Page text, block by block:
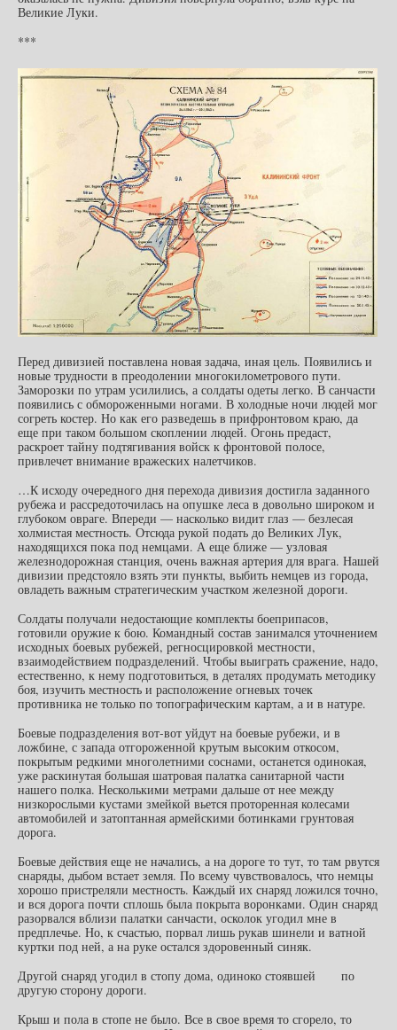
Великие Луки.
***
Перед дивизией поставлена новая задача, иная цель. Появились и
новые трудности в преодолении многокилометрового пути.
Заморозки по утрам усилились, а солдаты одеты легко. В санчасти
появились с обмороженными ногами. В холодные ночи людей мог
согреть костер. Но как его разведешь в прифронтовом краю, да
еще при таком большом скоплении людей. Огонь предаст,
раскроет тайну подтягивания войск к фронтовой полосе,
привлечет внимание вражеских налетчиков.
…К исходу очередного дня перехода дивизия достигла заданного
рубежа и рассредоточилась на опушке леса в довольно широком и
глубоком овраге. Впереди — насколько видит глаз — безлесая
холмистая местность. Отсюда рукой подать до Великих Лук,
находящихся пока под немцами. А еще ближе — узловая
железнодорожная станция, очень важная артерия для врага. Нашей
дивизии предстояло взять эти пункты, выбить немцев из города,
овладеть важным стратегическим участком железной дороги.
Солдаты получали недостающие комплекты боеприпасов,
готовили оружие к бою. Командный состав занимался уточнением
исходных боевых рубежей, регносцировкой местности,
взаимодействием подразделений. Чтобы выиграть сражение, надо,
естественно, к нему подготовиться, в деталях продумать методику
боя, изучить местность и расположение огневых точек
противника не только по топографическим картам, а и в натуре.
Боевые подразделения вот-вот уйдут на боевые рубежи, и в
ложбине, с запада отгороженной крутым высоким откосом,
покрытым редкими многолетними соснами, останется одинокая,
уже раскинутая большая шатровая палатка санитарной части
нашего полка. Несколькими метрами дальше от нее между
низкорослыми кустами змейкой вьется проторенная колесами
автомобилей и затоптанная армейскими ботинками грунтовая
дорога.
Боевые действия еще не начались, а на дороге то тут, то там рвутся
снаряды, дыбом встает земля. По всему чувствовалось, что немцы
хорошо пристреляли местность. Каждый их снаряд ложился точно,
и вся дорога почти сплошь была покрыта воронками. Один снаряд
разорвался вблизи палатки санчасти, осколок угодил мне в
предплечье. Но, к счастью, порвал лишь рукав шинели и ватной
куртки под ней, а на руке остался здоровенный синяк.
Другой снаряд угодил в стопу дома, одиноко стоявшей по
другую сторону дороги.
Крыш и пола в стопе не было. Все в свое время то сгорело, то